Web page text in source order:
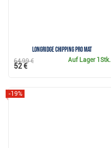
Longridge Chipping Pro Mat
Auf Lager 1Stk.
64,99 €
52 €
-19%